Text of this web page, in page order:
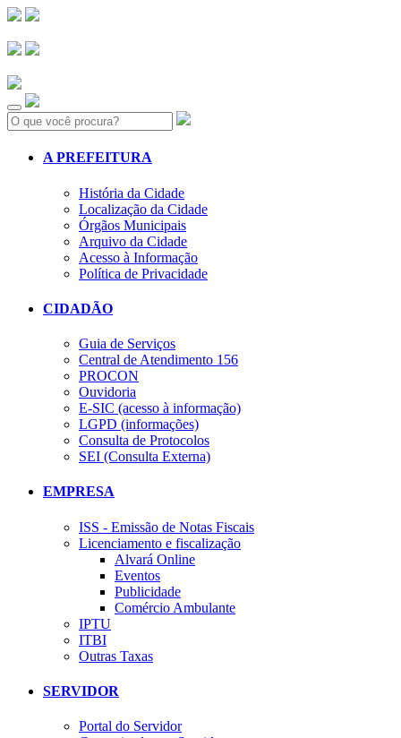
Search:
A PREFEITURA
História da Cidade
Localização da Cidade
Órgãos Municipais
Arquivo da Cidade
Acesso à Informação
Política de Privacidade
CIDADÃO
Guia de Serviços
Central de Atendimento 156
PROCON
Ouvidoria
E-SIC (acesso à informação)
LGPD (informações)
Consulta de Protocolos
SEI (Consulta Externa)
EMPRESA
ISS - Emissão de Notas Fiscais
Licenciamento e fiscalização
Alvará Online
Eventos
Publicidade
Comércio Ambulante
IPTU
ITBI
Outras Taxas
SERVIDOR
Portal do Servidor